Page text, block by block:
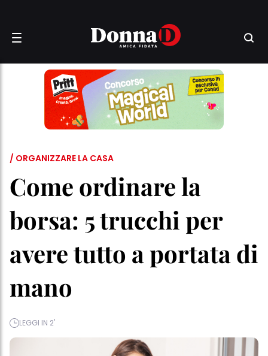
/ ORGANIZZARE LA CASA
Come ordinare la
borsa: 5 trucchi per
avere tutto a portata di
mano
LEGGI IN 2'